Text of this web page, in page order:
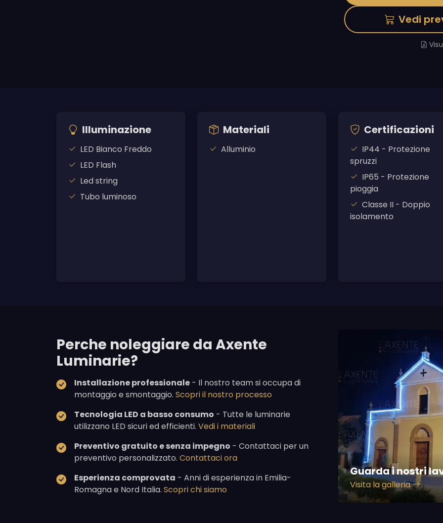
Vedi
Illuminazione
LED Bianco Freddo
LED Flash
Led string
Tubo luminoso
Materiali
Alluminio
Certificazioni
IP44 - Protezione
spruzzi
IP65 - Protezione
pioggia
Classe II - Doppio
isolamento
Perche noleggiare da Axente
Luminarie?
Installazione professionale - Il nostro team si occupa di
montaggio e smontaggio. Scopri il nostro processo
Tecnologia LED a basso consumo - Tutte le luminarie
utilizzano LED sicuri ed efficienti. Vedi i materiali
Preventivo gratuito e senza impegno - Contattaci per un
preventivo personalizzato. Contattaci ora
Esperienza comprovata - Anni di esperienza in Emilia-
Romagna e Nord Italia. Scopri chi siamo
Guarda i nostri
Visita la galleria